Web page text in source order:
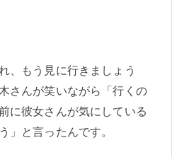
、もう見に行きましょう
さんが笑いながら「行くの
に彼女さんが気にしている
」と言ったんです。